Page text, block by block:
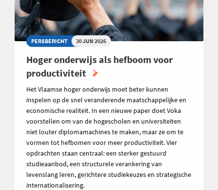
PERSBERICHT 30 JUN 2026
Hoger onderwijs als hefboom voor
productiviteit
Het Vlaamse hoger onderwijs moet beter kunnen
inspelen op de snel veranderende maatschappelijke en
economische realiteit. In een nieuwe paper doet Voka
voorstellen om van de hogescholen en universiteiten
niet louter diplomamachines te maken, maar ze om te
vormen tot hefbomen voor meer productiviteit. Vier
opdrachten staan centraal: een sterker gestuurd
studieaanbod, een structurele verankering van
levenslang leren, gerichtere studiekeuzes en strategische
internationalisering.